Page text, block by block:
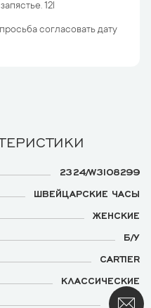
12l
согласовать дату
2324/W3108299
ШВЕЙЦАРСКИЕ ЧАСЫ
ЖЕНСКИЕ
Б/У
CARTIER
КЛАССИЧЕСКИЕ
PASHA